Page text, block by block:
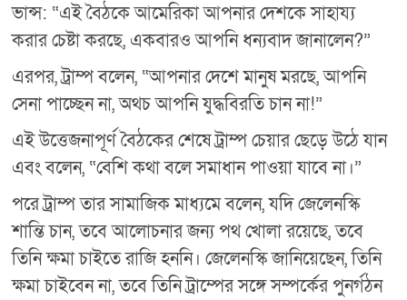
ভান্স: “এই বৈঠকে আমেরিকা আপনার দেশকে সাহায্য
করার চেষ্টা করছে, একবারও আপনি ধন্যবাদ জানালেন?”
এরপর, ট্রাম্প বলেন, “আপনার দেশে মানুষ মরছে, আপনি
সেনা পাচ্ছেন না, অথচ আপনি যুদ্ধবিরতি চান না!”
এই উত্তেজনাপূর্ণ বৈঠকের শেষে ট্রাম্প চেয়ার ছেড়ে উঠে যান
এবং বলেন, “বেশি কথা বলে সমাধান পাওয়া যাবে না।”
পরে ট্রাম্প তার সামাজিক মাধ্যমে বলেন, যদি জেলেনস্কি
শান্তি চান, তবে আলোচনার জন্য পথ খোলা রয়েছে, তবে
তিনি ক্ষমা চাইতে রাজি হননি। জেলেনস্কি জানিয়েছেন, তিনি
ক্ষমা চাইবেন না, তবে তিনি ট্রাম্পের সঙ্গে সম্পর্কের পুনর্গঠন